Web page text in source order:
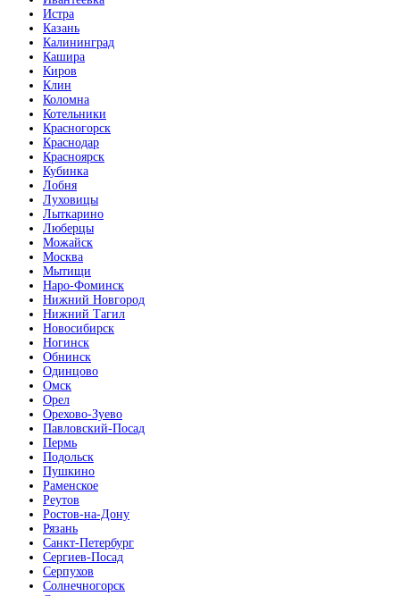
Истра
Казань
Калининград
Кашира
Киров
Клин
Коломна
Котельники
Красногорск
Краснодар
Красноярск
Кубинка
Лобня
Луховицы
Лыткарино
Люберцы
Можайск
Москва
Мытищи
Наро-Фоминск
Нижний Новгород
Нижний Тагил
Новосибирск
Ногинск
Обнинск
Одинцово
Омск
Орел
Орехово-Зуево
Павловский-Посад
Пермь
Подольск
Пушкино
Раменское
Реутов
Ростов-на-Дону
Рязань
Санкт-Петербург
Сергиев-Посад
Серпухов
Солнечногорск